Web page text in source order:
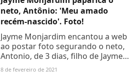
neto, Antônio: 'Meu amado
recém-nascido'. Foto!
Jayme Monjardim encantou a web
ao postar foto segurando o neto,
Antonio, de 3 dias, filho de Jayme
Matarazzo. 'Meu amado recém-
8 de fevereiro de 2021